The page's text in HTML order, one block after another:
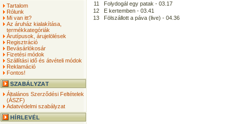
Tartalom
Rólunk
Mi van itt?
Az áruház kialakítása,
termékkategóriák
Árutípusok, árujelölések
Regisztráció
Bevásárlókosár
Fizetési módok
Szállítási idő és átvételi módok
Reklamáció
Fontos!
Általános Szerződési Feltételek
(ÁSZF)
Adatvédelmi szabályzat
11
Folydogál egy patak - 03.17
12
E kertemben - 03.41
13
Fölszállott a páva (live) - 04.36